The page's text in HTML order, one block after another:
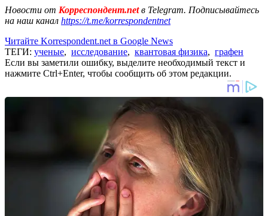
Новости от Корреспондент.netв Telegram. Подписывайтесь
на наш канал https://t.me/korrespondentnet
Читайте Korrespondent.net в Google News
ТЕГИ: ученые, исследование, квантовая физика, графен
Если вы заметили ошибку, выделите необходимый текст и
нажмите Ctrl+Enter, чтобы сообщить об этом редакции.